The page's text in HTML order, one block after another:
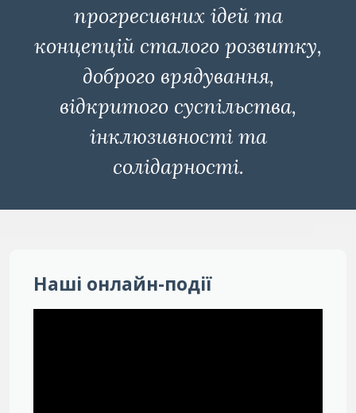
прогресивних ідей та
концепцій сталого розвитку,
доброго врядування,
відкритого суспільства,
інклюзивності та
солідарності.
Наші онлайн-події